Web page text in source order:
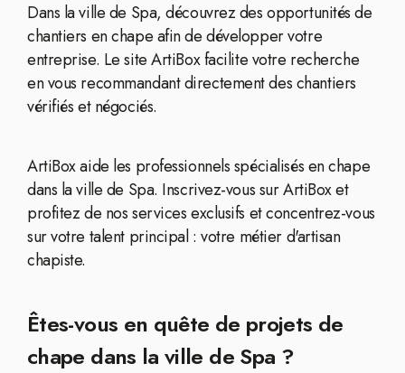
Dans la ville de Spa, découvrez des opportunités de
chantiers en chape afin de développer votre
entreprise. Le site ArtiBox facilite votre recherche
en vous recommandant directement des chantiers
vérifiés et négociés.
ArtiBox aide les professionnels spécialisés en chape
dans la ville de Spa. Inscrivez-vous sur ArtiBox et
profitez de nos services exclusifs et concentrez-vous
sur votre talent principal : votre métier d'artisan
chapiste.
Êtes-vous en quête de projets de
chape dans la ville de Spa ?